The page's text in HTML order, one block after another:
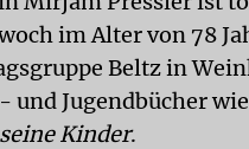
im Alter von 78
Beltz in
und Jugendbücher wie
Kinder.